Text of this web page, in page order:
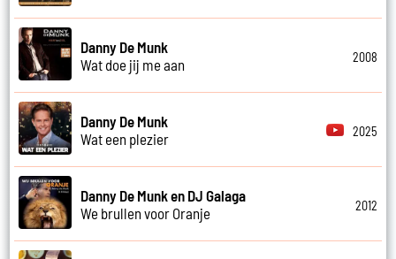
Danny De Munk
Wat doe jij me aan
2008
Danny De Munk
Wat een plezier
2025
Danny De Munk en DJ Galaga
We brullen voor Oranje
2012